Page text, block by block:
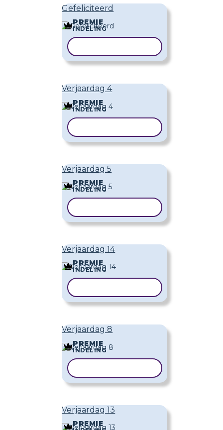
Gefeliciteerd
PREMIE
INDELING
Verjaardag 4
PREMIE
INDELING
Verjaardag 5
PREMIE
INDELING
Verjaardag 14
PREMIE
INDELING
Verjaardag 8
PREMIE
INDELING
Verjaardag 13
PREMIE